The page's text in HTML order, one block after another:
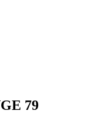
79